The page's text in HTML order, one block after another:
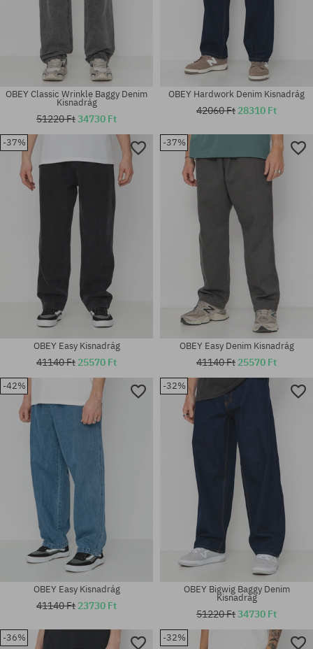
Elérhető méretek:
S; L; XL
Elérhető méretek:
31; 32; 33; 34
Elérhető méretek:
31; 32; 33; 34; 36
OBEY Classic Wrinkle Baggy Denim
Kisnadrág
51220 Ft34730 Ft
Elérhető méretek:
OBEY Hardwork Denim Kisnadrág
42060 Ft 28310 Ft
-37%
OBEY Easy Kisnadrág
41140 Ft 25570 Ft
-37%
OBEY Easy Denim Kisnadrág
41140 Ft 25570 Ft
-42%
OBEY Easy Kisnadrág
41140 Ft 23730 Ft
-32%
OBEY Bigwig Baggy Denim
Kisnadrág
51220 Ft34730 Ft
-36% -32%